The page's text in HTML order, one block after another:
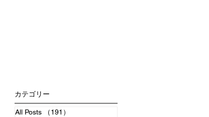
カテゴリー
All Posts （191）